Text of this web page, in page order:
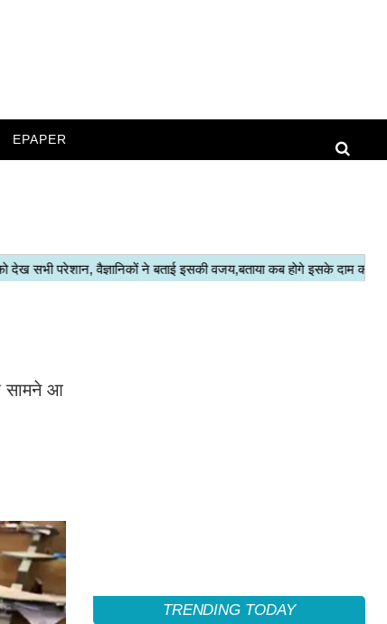
EPAPER
सामने आ
TRENDING TODAY